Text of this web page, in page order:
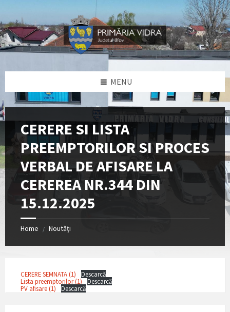
content
left
sidebar
right
sidebar
footer
MENU
CERERE SI LISTA
PREEMPTORILOR SI PROCES
VERBAL DE AFISARE LA
CEREREA NR.344 DIN
15.12.2025
Home / Noutăți
CERERE SEMNATA (1)
Descarcă
Lista preemptorilor (1)
Descarcă
PV afisare (1)
Descarcă